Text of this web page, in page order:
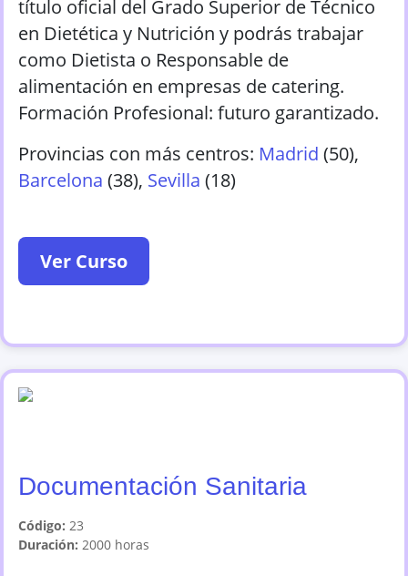
título oficial del Grado Superior de Técnico
en Dietética y Nutrición y podrás trabajar
como Dietista o Responsable de
alimentación en empresas de catering.
Formación Profesional: futuro garantizado.
Provincias con más centros: Madrid (50),
Barcelona (38), Sevilla (18)
Ver Curso
Documentación Sanitaria
Código: 23
Duración: 2000 horas